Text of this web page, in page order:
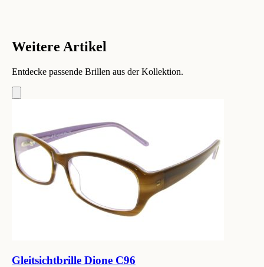
Weitere Artikel
Entdecke passende Brillen aus der Kollektion.
Gleitsichtbrille Dione C96